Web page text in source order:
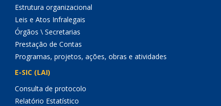
Estrutura organizacional
Leis e Atos Infralegais
Órgãos \ Secretarias
Prestação de Contas
Programas, projetos, ações, obras e atividades
E-SIC (LAI)
Consulta de protocolo
Relatório Estatístico